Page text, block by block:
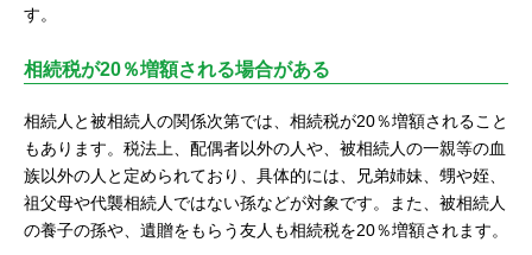
す。
相続税が20％増額される場合がある
相続人と被相続人の関係次第では、相続税が20％増額されること
もあります。税法上、配偶者以外の人や、被相続人の一親等の血
族以外の人と定められており、具体的には、兄弟姉妹、甥や姪、
祖父母や代襲相続人ではない孫などが対象です。また、被相続人
の養子の孫や、遺贈をもらう友人も相続税を20％増額されます。